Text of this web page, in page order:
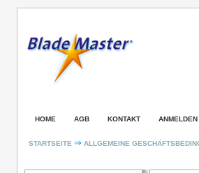
HOME AGB KONTAKT ANMELDEN
STARTSEITE ⇒ ALLGEMEINE